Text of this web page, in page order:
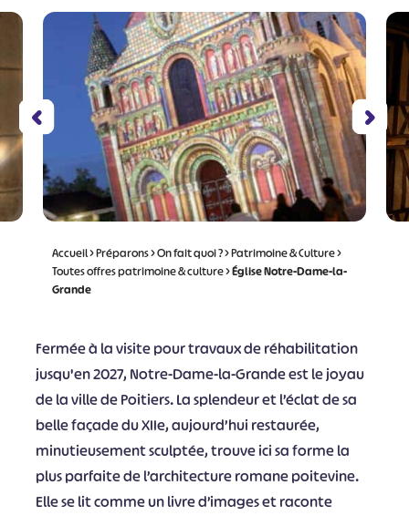
Accueil>Préparons>On fait quoi ?>Patrimoine & Culture>
Toutes offres patrimoine & culture>Église Notre-Dame-la-
Grande
Fermée à la visite pour travaux de réhabilitation
jusqu'en 2027, Notre-Dame-la-Grande est le joyau
de la ville de Poitiers. La splendeur et l’éclat de sa
belle façade du XIIe, aujourd’hui restaurée,
minutieusement sculptée, trouve ici sa forme la
plus parfaite de l’architecture romane poitevine.
Elle se lit comme un livre d’images et raconte